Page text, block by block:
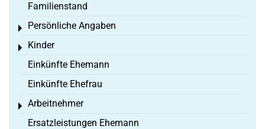
Familienstand
Persönliche Angaben
Toggle menu
Kinder
Toggle menu
Einkünfte Ehemann
Einkünfte Ehefrau
Arbeitnehmer
Toggle menu
Ersatzleistungen Ehemann